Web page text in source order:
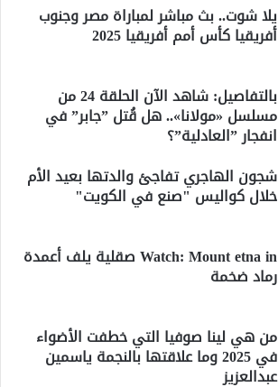
يلا شوت.. بث مباشر لمباراة مصر وجنوب
أفريقيا كأس أمم أفريقيا 2025
بالتفاصيل: شاهد الآن الحلقة 24 من
مسلسل «مولانا».. هل قُتل ”جابر” في
انفجار ”العادلية”؟
شجون الهاجري تفاجئ والدتها بعيد الأم
خلال كواليس "صنع في الكويت"
Watch: Mount etna in صقلية يلف أعمدة
رماد ضخمة
من هي لينا صوفيا التي خطفت الأضواء
في 2025 وما علاقتها بالنجمة ياسمين
عبدالعزيز